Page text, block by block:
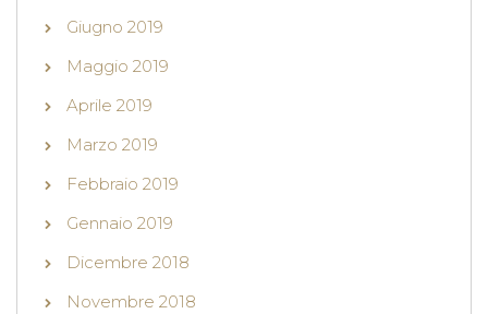
Giugno 2019
Maggio 2019
Aprile 2019
Marzo 2019
Febbraio 2019
Gennaio 2019
Dicembre 2018
Novembre 2018